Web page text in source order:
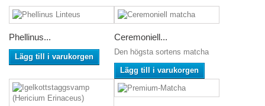
Phellinus...
Lägg till i varukorgen
Ceremoniell...
Den högsta sortens matcha
Lägg till i varukorgen